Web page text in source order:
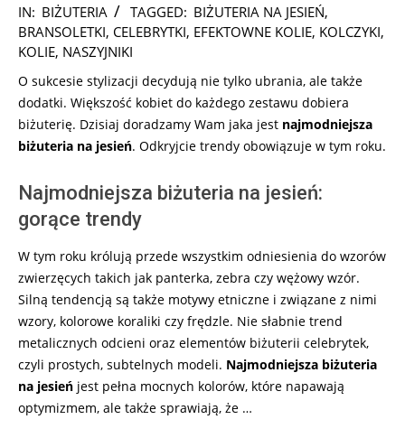
2025-
08-
26
IN: BIŻUTERIA TAGGED: BIŻUTERIA NA JESIEŃ,
BRANSOLETKI, CELEBRYTKI, EFEKTOWNE KOLIE, KOLCZYKI,
KOLIE, NASZYJNIKI
O sukcesie stylizacji decydują nie tylko ubrania, ale także
dodatki. Większość kobiet do każdego zestawu dobiera
biżuterię. Dzisiaj doradzamy Wam jaka jest najmodniejsza
biżuteria na jesień. Odkryjcie trendy obowiązuje w tym roku.
Najmodniejsza biżuteria na jesień:
gorące trendy
W tym roku królują przede wszystkim odniesienia do wzorów
zwierzęcych takich jak panterka, zebra czy wężowy wzór.
Silną tendencją są także motywy etniczne i związane z nimi
wzory, kolorowe koraliki czy frędzle. Nie słabnie trend
metalicznych odcieni oraz elementów biżuterii celebrytek,
czyli prostych, subtelnych modeli. Najmodniejsza biżuteria
na jesień jest pełna mocnych kolorów, które napawają
optymizmem, ale także sprawiają, że …